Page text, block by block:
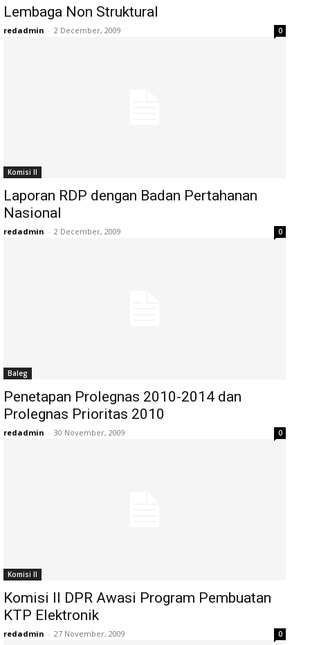
Lembaga Non Struktural
redadmin - 2 December, 2009 0
Komisi II
Laporan RDP dengan Badan Pertahanan
Nasional
redadmin - 2 December, 2009 0
Baleg
Penetapan Prolegnas 2010-2014 dan
Prolegnas Prioritas 2010
redadmin - 30 November, 2009 0
Komisi II
Komisi II DPR Awasi Program Pembuatan
KTP Elektronik
redadmin - 27 November, 2009 0